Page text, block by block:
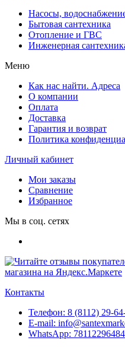
Насосы,
Бытовая сантехника
Отопление и ГВС
Инженерная
Меню
Как нас найти. Адреса
О компании
Оплата
Доставка
Гарантия и возврат
Политика
Личный кабинет
Мои заказы
Сравнение
Избранное
Мы в соц. сетях
Контакты
Телефон: 8 (8112) 29-
E-mail:
WhatsApp: 78112296484